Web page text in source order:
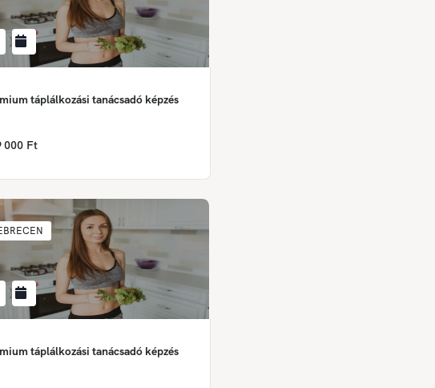
táplálkozási tanácsadó képzés
000 Ft
táplálkozási tanácsadó képzés